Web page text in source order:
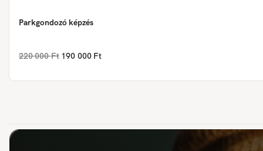
Parkgondozó képzés
220 000 Ft 190 000 Ft